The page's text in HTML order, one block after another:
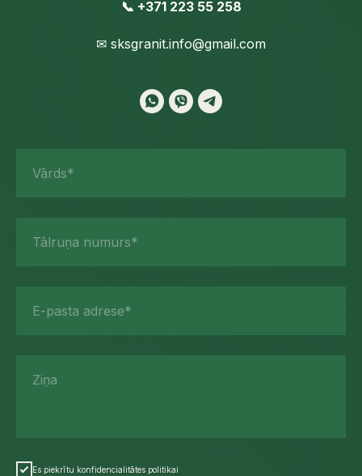
📞 +371 223 55 258
✉ sksgranit.info@gmail.com
Vārds*
Tālruņa numurs*
E-pasta adrese*
Ziņa
Es piekrītu konfidencialitātes politikai